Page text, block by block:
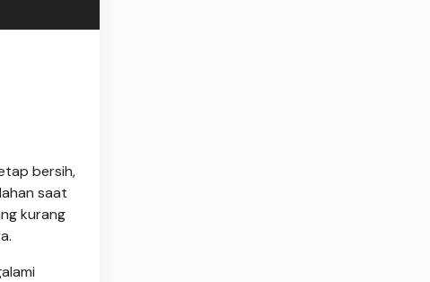
bersih,
saat
kurang